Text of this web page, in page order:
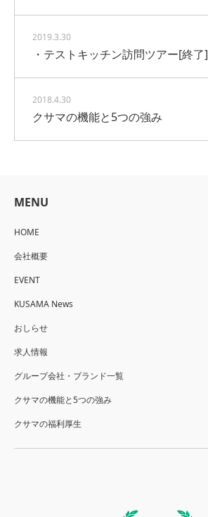
2019.3.30
・テストキッチン訪問ツアー[終了]
2018.4.30
クサマの機能と5つの強み
MENU
HOME
会社概要
EVENT
KUSAMA News
おしらせ
求人情報
グループ会社・ブランド一覧
クサマの機能と5つの強み
クサマの福利厚生